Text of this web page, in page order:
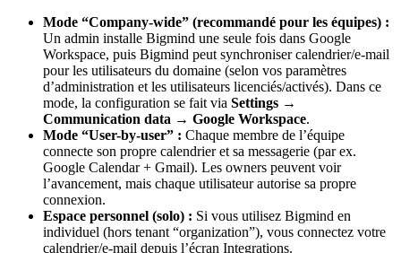
Mode “Company-wide” (recommandé pour les équipes) :
Un admin installe Bigmind une seule fois dans Google
Workspace, puis Bigmind peut synchroniser calendrier/e-mail
pour les utilisateurs du domaine (selon vos paramètres
d’administration et les utilisateurs licenciés/activés). Dans ce
mode, la configuration se fait via Settings →
Communication data → Google Workspace.
Mode “User-by-user” : Chaque membre de l’équipe
connecte son propre calendrier et sa messagerie (par ex.
Google Calendar + Gmail). Les owners peuvent voir
l’avancement, mais chaque utilisateur autorise sa propre
connexion.
Espace personnel (solo) : Si vous utilisez Bigmind en
individuel (hors tenant “organization”), vous connectez votre
calendrier/e-mail depuis l’écran Integrations.